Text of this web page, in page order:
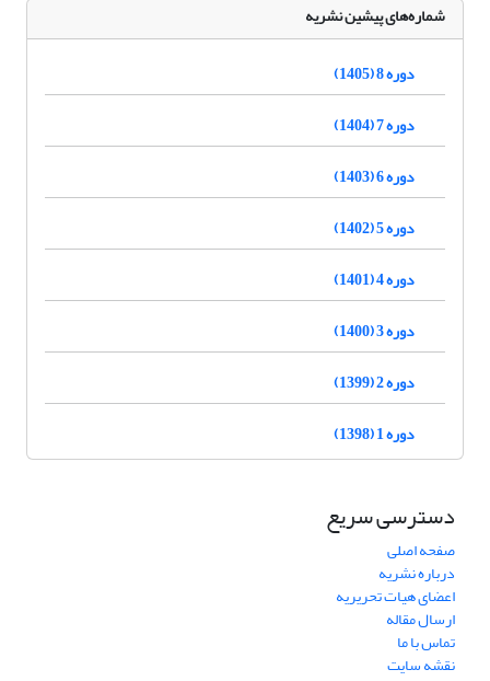
شماره‌های پیشین نشریه
دوره 8 (1405)
دوره 7 (1404)
دوره 6 (1403)
دوره 5 (1402)
دوره 4 (1401)
دوره 3 (1400)
دوره 2 (1399)
دوره 1 (1398)
دسترسی سریع
صفحه اصلی
درباره نشریه
اعضای هیات تحریریه
ارسال مقاله
تماس با ما
نقشه سایت